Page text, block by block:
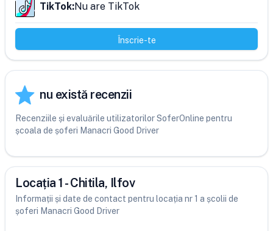
TikTok:Nu are TikTok
Înscrie-te
nu există recenzii
Recenziile și evaluările utilizatorilor SoferOnline pentru
școala de șoferi Manacri Good Driver
Locația 1 - Chitila, Ilfov
Informații și date de contact pentru locația nr 1 a școlii de
șoferi Manacri Good Driver